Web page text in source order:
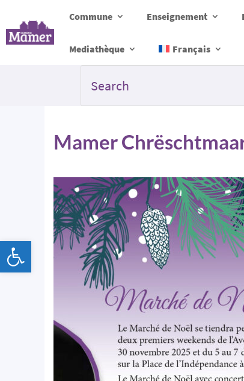
Commune Enseignement
Mediathèque Français
Mamer
Ouvrir la barre d’outils